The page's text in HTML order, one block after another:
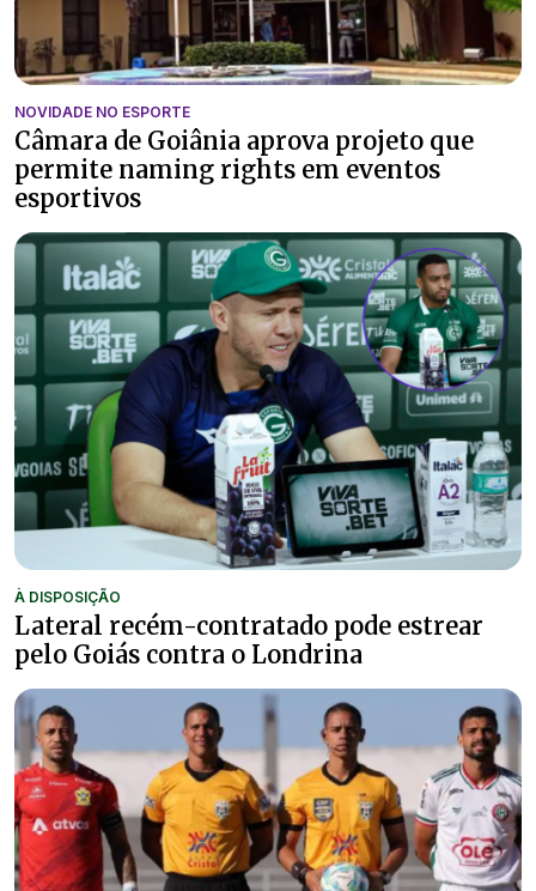
NOVIDADE NO ESPORTE
Câmara de Goiânia aprova projeto que
permite naming rights em eventos
esportivos
À DISPOSIÇÃO
Lateral recém-contratado pode estrear
pelo Goiás contra o Londrina